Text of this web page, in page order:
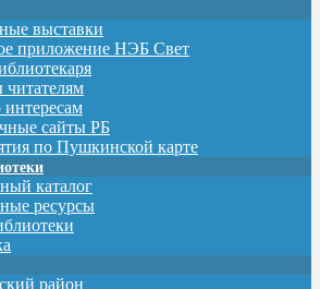
выставки
приложение НЭБ Свет
сайты РБ
по Пушкинской карте
каталог
ресурсы
район